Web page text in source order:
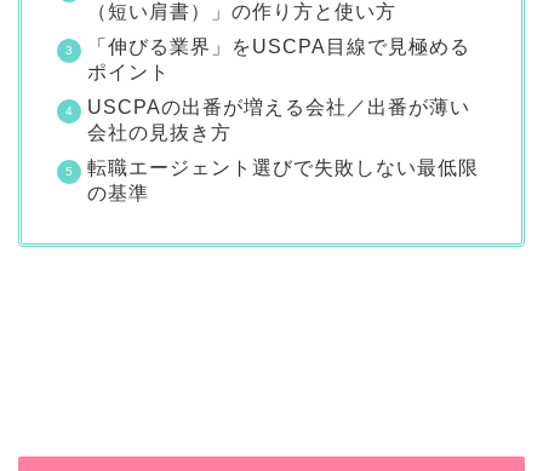
（短い肩書）」の作り方と使い方
「伸びる業界」をUSCPA目線で見極める
ポイント
USCPAの出番が増える会社／出番が薄い
会社の見抜き方
転職エージェント選びで失敗しない最低限
の基準